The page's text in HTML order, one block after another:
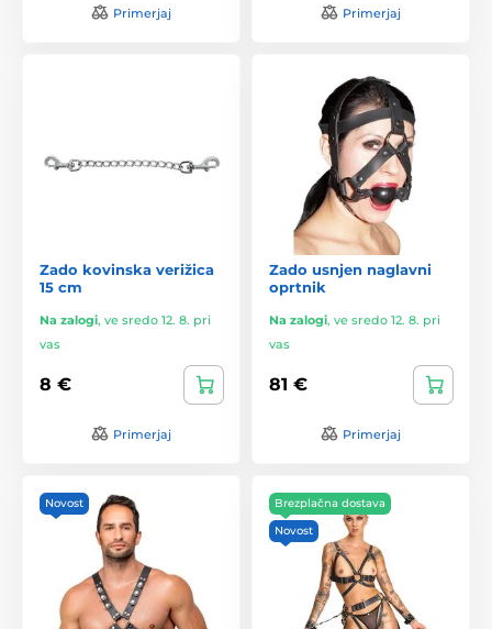
Primerjaj Primerjaj
Zado kovinska verižica
15 cm
Na zalogi, ve sredo 12. 8. pri
vas
8 €
Primerjaj
Zado usnjen naglavni
oprtnik
Na zalogi, ve sredo 12. 8. pri
vas
81 €
Primerjaj
Novost
Brezplačna dostava
Novost